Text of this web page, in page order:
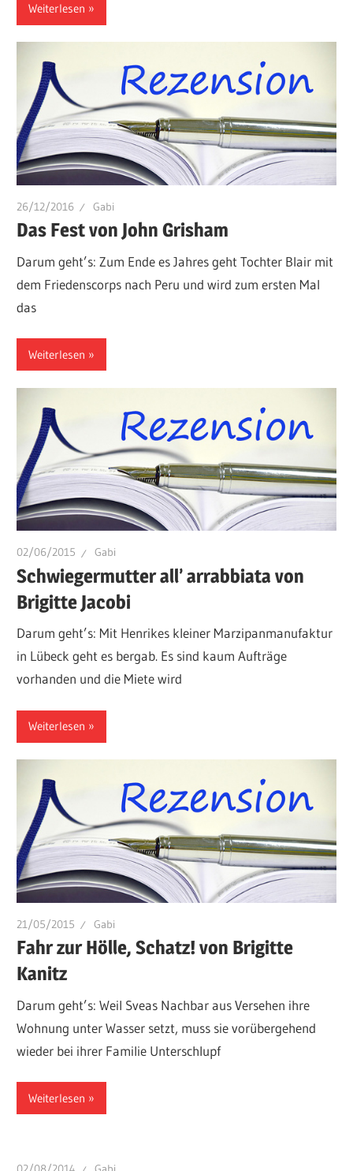
Weiterlesen
26/12/2016 Gabi
Das Fest von John Grisham
Darum geht’s: Zum Ende es Jahres geht Tochter Blair mit
dem Friedenscorps nach Peru und wird zum ersten Mal
das
Weiterlesen
02/06/2015 Gabi
Schwiegermutter all’ arrabbiata von
Brigitte Jacobi
Darum geht’s: Mit Henrikes kleiner Marzipanmanufaktur
in Lübeck geht es bergab. Es sind kaum Aufträge
vorhanden und die Miete wird
Weiterlesen
21/05/2015 Gabi
Fahr zur Hölle, Schatz! von Brigitte
Kanitz
Darum geht’s: Weil Sveas Nachbar aus Versehen ihre
Wohnung unter Wasser setzt, muss sie vorübergehend
wieder bei ihrer Familie Unterschlupf
Weiterlesen